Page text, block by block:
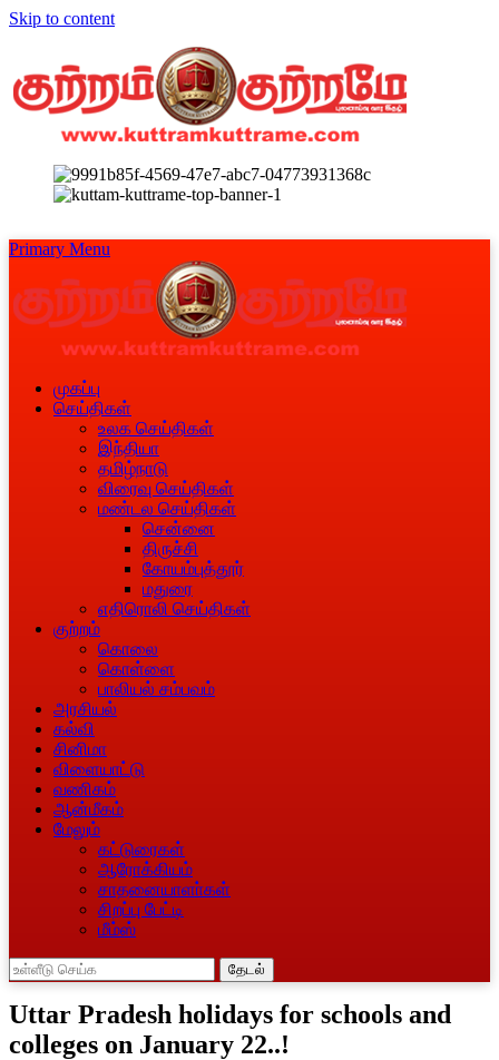
Skip to content
Primary Menu
முகப்பு
செய்திகள்
உலக செய்திகள்
இந்தியா
தமிழ்நாடு
விரைவு செய்திகள்
மண்டல செய்திகள்
சென்னை
திருச்சி
கோயம்புத்தூர்
மதுரை
எதிரொலி செய்திகள்
குற்றம்
கொலை
கொள்ளை
பாலியல் சம்பவம்
அரசியல்
கல்வி
சினிமா
விளையாட்டு
வணிகம்
ஆன்மீகம்
மேலும்
கட்டுரைகள்
ஆரோக்கியம்
சாதனையாளா்கள்
சிறப்பு பேட்டி
மீம்ஸ்
தேடல்
Uttar Pradesh holidays for schools and
colleges on January 22..!